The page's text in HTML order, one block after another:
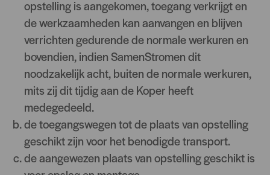
opstelling is aangekomen, toegang verkrijgt en
de werkzaamheden kan aanvangen en blijven
verrichten gedurende de normale werkuren en
bovendien, indien SamenStromen dit
noodzakelijk acht, buiten de normale werkuren,
mits zij dit tijdig aan de Koper heeft
medegedeeld.
de toegangswegen tot de plaats van opstelling
geschikt zijn voor het benodigde transport.
de aangewezen plaats van opstelling geschikt is